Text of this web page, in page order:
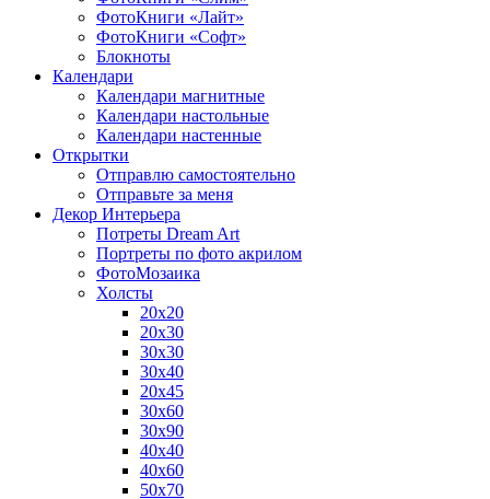
ФотоКниги «Лайт»
ФотоКниги «Софт»
Блокноты
Календари
Календари магнитные
Календари настольные
Календари настенные
Открытки
Отправлю самостоятельно
Отправьте за меня
Декор Интерьера
Потреты Dream Art
Портреты по фото акрилом
ФотоМозаика
Холсты
20х20
20х30
30х30
30х40
20х45
30х60
30х90
40х40
40х60
50х70